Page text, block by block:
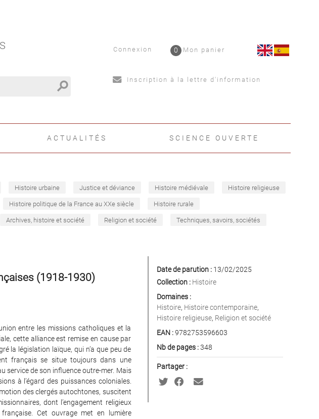
search
Connexion Mon panier
0
Inscription à la lettre d'information
ACTUALITÉS SCIENCE OUVERTE
Histoire urbaine Justice et déviance Histoire médiévale Histoire religieuse
Histoire politique de la France au XXe siècle Histoire rurale
Archives, histoire et société Religion et société Techniques, savoirs, sociétés
(1918-1930)
entre les missions catholiques et la
cette alliance est remise en cause par
la législation laïque, qui n’a que peu de
français se situe toujours dans une
service de son influence outre-mer. Mais
à l’égard des puissances coloniales.
des clergés autochtones, suscitent
dont l’engagement religieux
Cet ouvrage met en lumière
Date de parution :13/02/2025
Collection : Histoire
Domaines :
Histoire, Histoire contemporaine,
Histoire religieuse, Religion et société
EAN :9782753596603
Nb de pages :348
Partager :